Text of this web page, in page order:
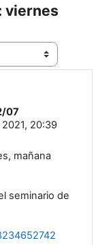
viernes
07
20:39
mañana
seminario de